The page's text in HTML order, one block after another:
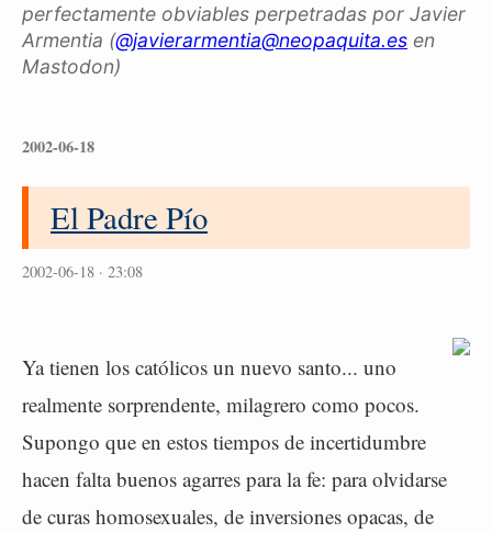
perfectamente obviables perpetradas por Javier
Armentia (@javierarmentia@neopaquita.es en
Mastodon)
2002-06-18
El Padre Pío
2002-06-18 · 23:08
Ya tienen los católicos un nuevo santo... uno
realmente sorprendente, milagrero como pocos.
Supongo que en estos tiempos de incertidumbre
hacen falta buenos agarres para la fe: para olvidarse
de curas homosexuales, de inversiones opacas, de